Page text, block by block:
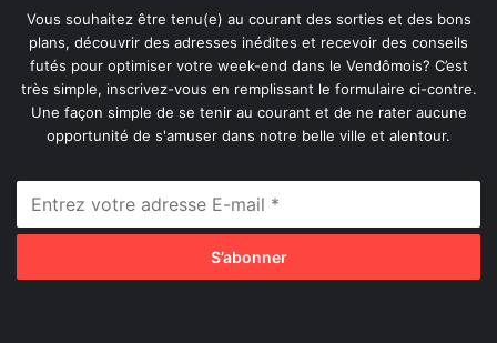
Vous souhaitez être tenu(e) au courant des sorties et des bons
plans, découvrir des adresses inédites et recevoir des conseils
futés pour optimiser votre week-end dans le Vendômois? C’est
très simple, inscrivez-vous en remplissant le formulaire ci-contre.
Une façon simple de se tenir au courant et de ne rater aucune
opportunité de s'amuser dans notre belle ville et alentour.